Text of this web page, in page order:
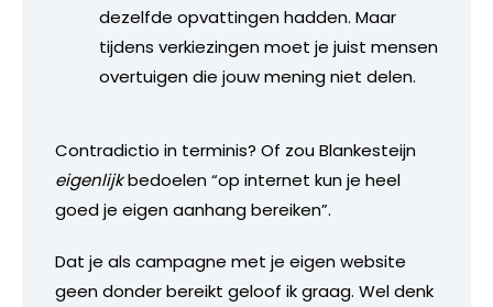
dezelfde opvattingen hadden. Maar
tijdens verkiezingen moet je juist mensen
overtuigen die jouw mening niet delen.
Contradictio in terminis? Of zou Blankesteijn
eigenlijkbedoelen “op internet kun je heel
goed je eigen aanhang bereiken”.
Dat je als campagne met je eigen website
geen donder bereikt geloof ik graag. Wel denk